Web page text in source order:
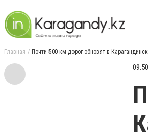
Главная Почти 500 км дорог обновят в